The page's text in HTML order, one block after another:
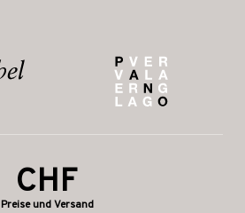
CHF
Preise und Versand